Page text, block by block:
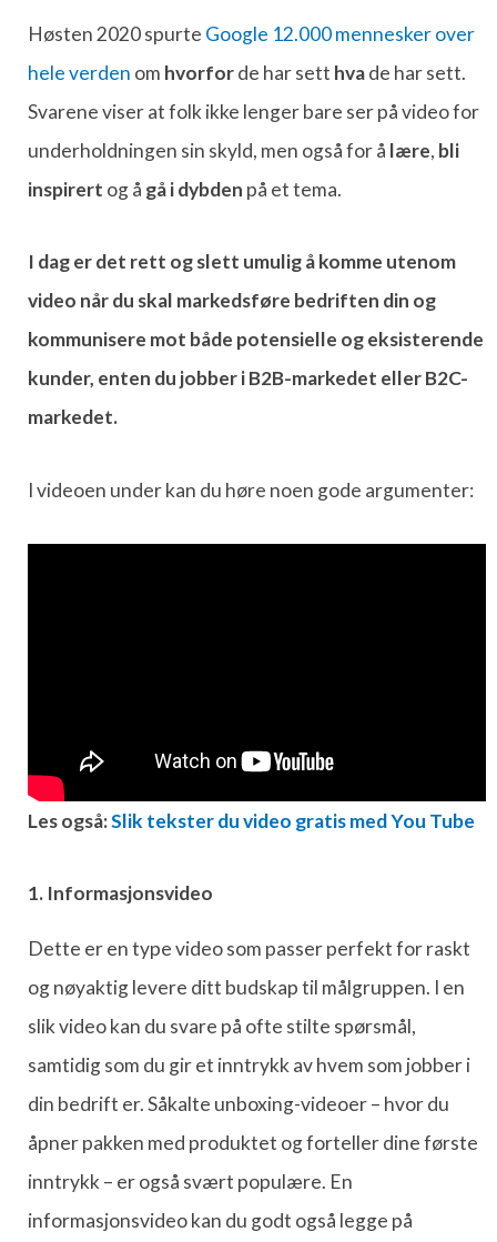
Høsten 2020 spurte Google 12.000 mennesker over
hele verden om hvorforde har sett hvade har sett.
Svarene viser at folk ikke lenger bare ser på video for
underholdningen sin skyld, men også for å lære, bli
inspirert og å gå i dybden på et tema.
I dag er det rett og slett umulig å komme utenom
video når du skal markedsføre bedriften din og
kommunisere mot både potensielle og eksisterende
kunder, enten du jobber i B2B-markedet eller B2C-
markedet.
I videoen under kan du høre noen gode argumenter:
Les også:Slik tekster du video gratis med You Tube
1. Informasjonsvideo
Dette er en type video som passer perfekt for raskt
og nøyaktig levere ditt budskap til målgruppen. I en
slik video kan du svare på ofte stilte spørsmål,
samtidig som du gir et inntrykk av hvem som jobber i
din bedrift er. Såkalte unboxing-videoer – hvor du
åpner pakken med produktet og forteller dine første
inntrykk – er også svært populære. En
informasjonsvideo kan du godt også legge på